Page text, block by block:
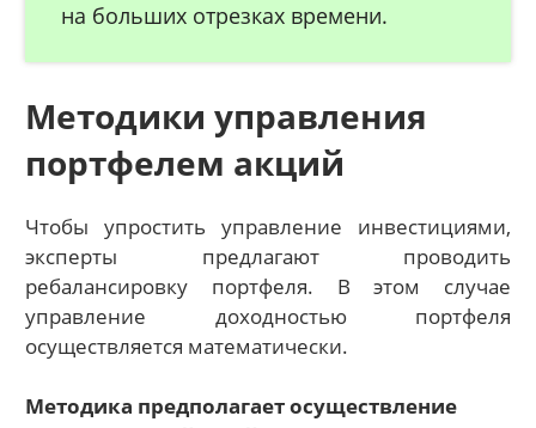
на больших отрезках времени.
Методики управления
портфелем акций
Чтобы упростить управление инвестициями,
эксперты предлагают проводить
ребалансировку портфеля. В этом случае
управление доходностью портфеля
осуществляется математически.
Методика предполагает осуществление